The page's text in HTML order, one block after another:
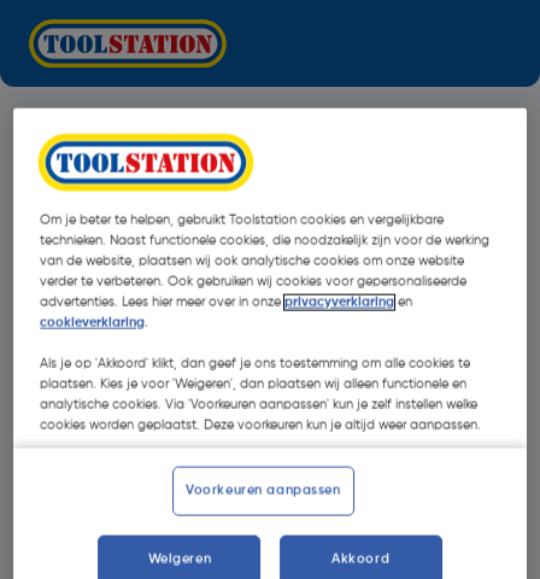
Oops!
Om je beter te helpen, gebruikt Toolstation cookies en vergelijkbare
technieken. Naast functionele cookies, die noodzakelijk zijn voor de werking
van de website, plaatsen wij ook analytische cookies om onze website
verder te verbeteren. Ook gebruiken wij cookies voor gepersonaliseerde
advertenties. Lees hier meer over in onzeprivacyverklaring en
cookieverklaring.
Als je op 'Akkoord' klikt, dan geef je ons toestemming om alle cookies te
plaatsen. Kies je voor 'Weigeren', dan plaatsen wij alleen functionele en
analytische cookies. Via 'Voorkeuren aanpassen' kun je zelf instellen welke
cookies worden geplaatst. Deze voorkeuren kun je altijd weer aanpassen.
Voorkeuren aanpassen
Weigeren Akkoord